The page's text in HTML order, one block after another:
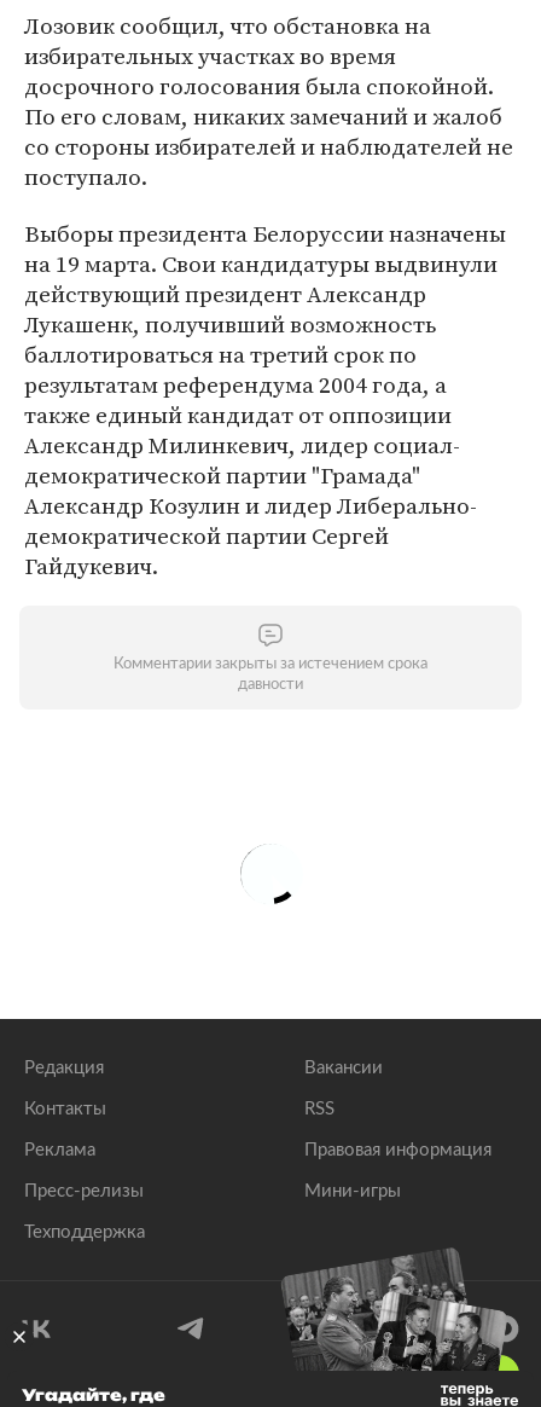
Лозовик сообщил, что обстановка на
избирательных участках во время
досрочного голосования была спокойной.
По его словам, никаких замечаний и жалоб
со стороны избирателей и наблюдателей не
поступало.
Выборы президента Белоруссии назначены
на 19 марта. Свои кандидатуры выдвинули
действующий президент Александр
Лукашенк, получивший возможность
баллотироваться на третий срок по
результатам референдума 2004 года, а
также единый кандидат от оппозиции
Александр Милинкевич, лидер социал-
демократической партии "Грамада"
Александр Козулин и лидер Либерально-
демократической партии Сергей
Гайдукевич.
Комментарии закрыты за истечением срока
давности
Редакция
Контакты
Реклама
Пресс-релизы
Техподдержка
Вакансии
RSS
Правовая информация
Мини-игры
Угадайте, где